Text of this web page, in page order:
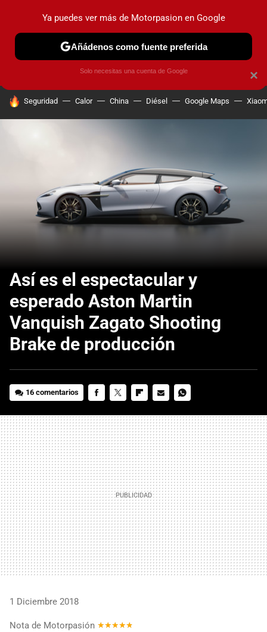
PRUEBAS COCHES ELÉCTRICOS OBSERVATORIO
HOY SE HABLA DE
Seguridad Calor China Diésel Google Maps
Así es el espectacular y
esperado Aston Martin
Vanquish Zagato Shooting
Brake de producción
16 comentarios
MAIL
1 Diciembre 2018
Nota de Motorpasión
×
Ya puedes ver más de Motorpasion en Google
Añádenos como fuente preferida
Solo necesitas una cuenta de Google